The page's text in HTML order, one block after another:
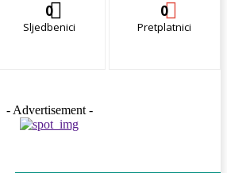
0
Sljedbenici
0
Pretplatnici
- Advertisement -